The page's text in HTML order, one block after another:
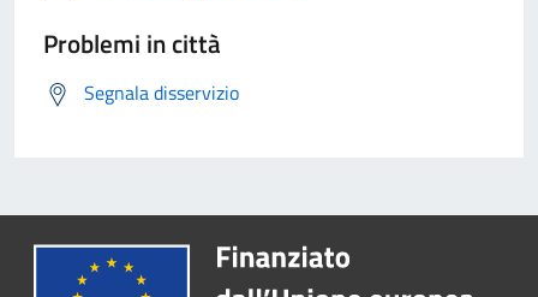
Problemi in città
Segnala disservizio